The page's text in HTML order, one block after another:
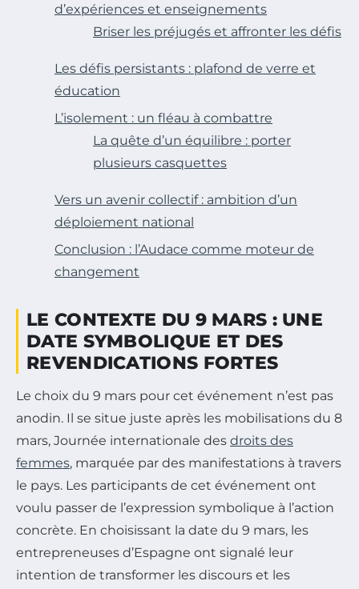
d’expériences et enseignements
Briser les préjugés et affronter les défis
Les défis persistants : plafond de verre et
éducation
L’isolement : un fléau à combattre
La quête d’un équilibre : porter
plusieurs casquettes
Vers un avenir collectif : ambition d’un
déploiement national
Conclusion : l’Audace comme moteur de
changement
LE CONTEXTE DU 9 MARS : UNE
DATE SYMBOLIQUE ET DES
REVENDICATIONS FORTES
Le choix du 9 mars pour cet événement n’est pas
anodin. Il se situe juste après les mobilisations du 8
mars, Journée internationale des droits des
femmes, marquée par des manifestations à travers
le pays. Les participants de cet événement ont
voulu passer de l’expression symbolique à l’action
concrète. En choisissant la date du 9 mars, les
entrepreneuses d’Espagne ont signalé leur
intention de transformer les discours et les